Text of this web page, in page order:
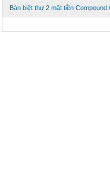
Bán biệt thự 2 mặt tiền Compound